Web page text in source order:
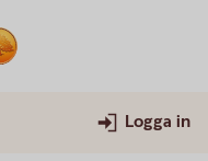
Logga in